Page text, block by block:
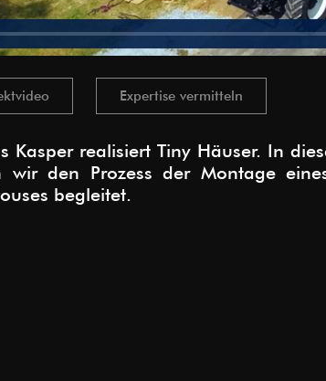
Expertise vermitteln
Kasper realisiert Tiny Häuser. In
wir den Prozess der Montage
begleitet.